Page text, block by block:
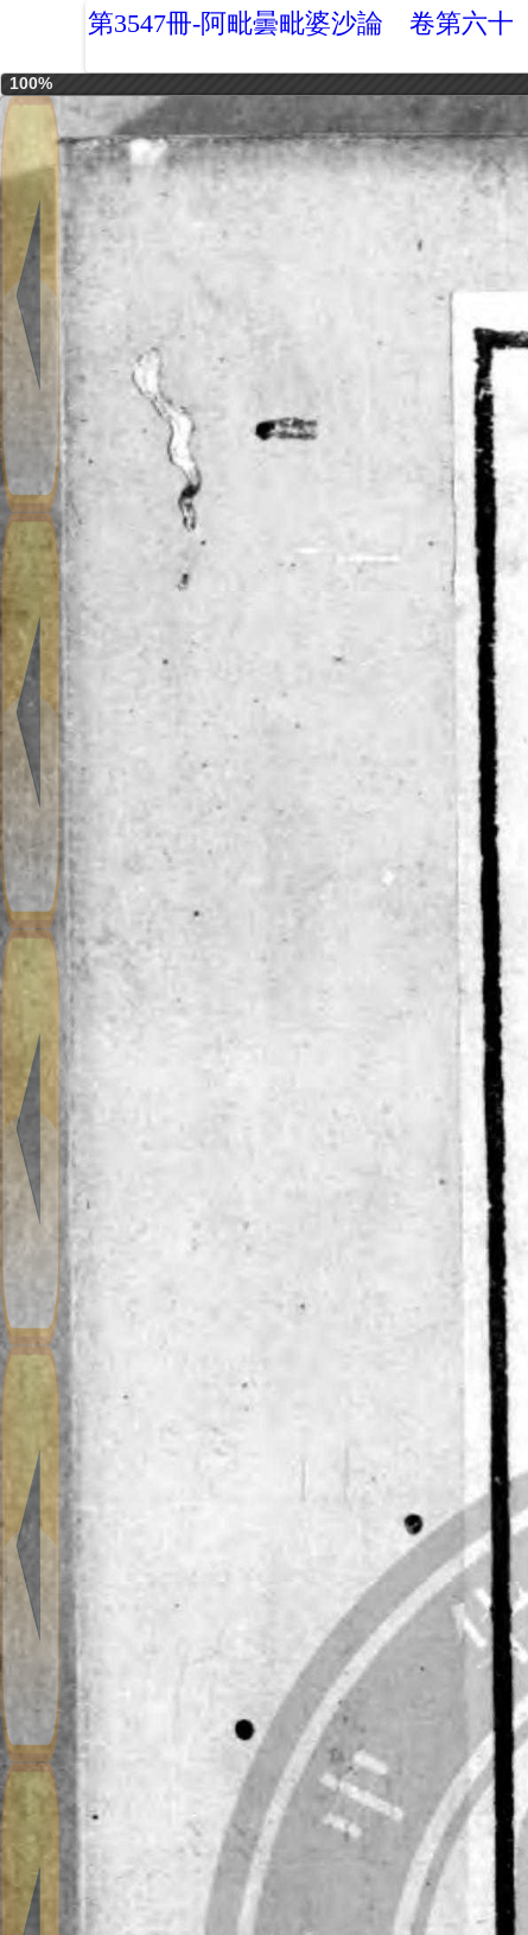
第3547冊-阿毗曇毗婆沙論 卷第六十
100%